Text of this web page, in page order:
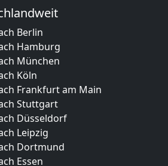
Berlin
Hamburg
München
Köln
Frankfurt am Main
Stuttgart
Düsseldorf
Leipzig
Dortmund
Essen